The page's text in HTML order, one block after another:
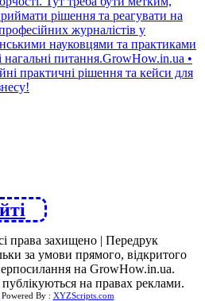
права захищено | Передрук
за умови прямого, відкритого
на GrowHow.in.ua.
на правах реклами.
By : XYZScripts.com